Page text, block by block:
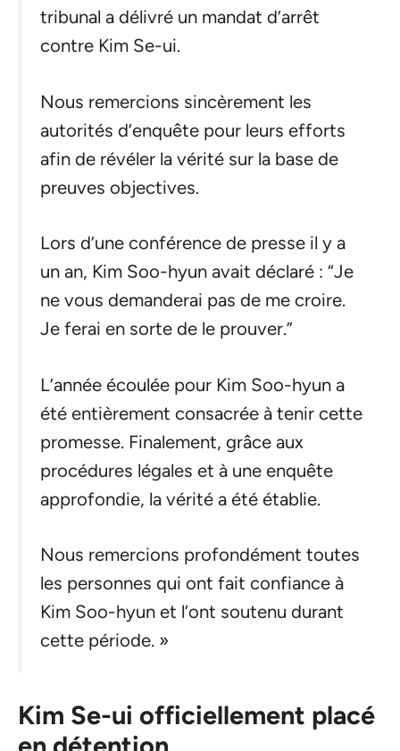
tribunal a délivré un mandat d’arrêt
contre Kim Se-ui.
Nous remercions sincèrement les
autorités d’enquête pour leurs efforts
afin de révéler la vérité sur la base de
preuves objectives.
Lors d’une conférence de presse il y a
un an, Kim Soo-hyun avait déclaré : “Je
ne vous demanderai pas de me croire.
Je ferai en sorte de le prouver.”
L’année écoulée pour Kim Soo-hyun a
été entièrement consacrée à tenir cette
promesse. Finalement, grâce aux
procédures légales et à une enquête
approfondie, la vérité a été établie.
Nous remercions profondément toutes
les personnes qui ont fait confiance à
Kim Soo-hyun et l’ont soutenu durant
cette période. »
Kim Se-ui officiellement placé